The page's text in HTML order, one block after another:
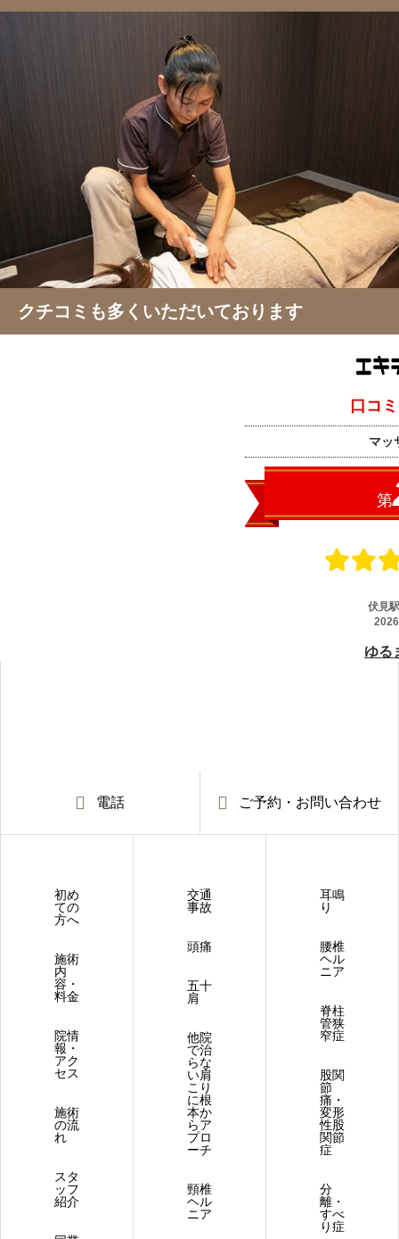
クチコミも多くいただいております
電話 ご予約・お問い合わせ
初め
ての
方へ
施術
内
容・
料金
院情
報・
アク
セス
施術
の流
れ
スタ
ッフ
紹介
交通
事故
頭痛
五十
肩
他院
で治
らな
い肩
こり
に根
本か
らア
プロ
ーチ
頸椎
ヘル
ニア
耳鳴
り
腰椎
ヘル
ニア
脊柱
管狭
窄症
股関
節
痛・
変形
性股
関節
症
分
離・
すべ
り症